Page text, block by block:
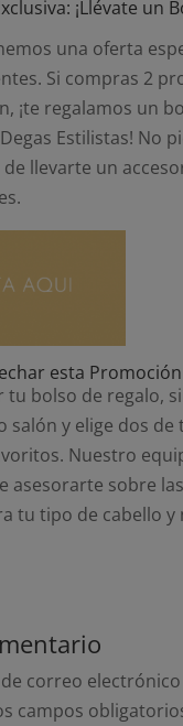
¡Llévate un
una oferta
Si compras 2
¡te regalamos un
Estilistas! No
llevarte un
esta Promoción
tu bolso de regalo,
salón y elige dos de
Nuestro
asesorarte sobre
tu tipo de cabello y
correo
campos